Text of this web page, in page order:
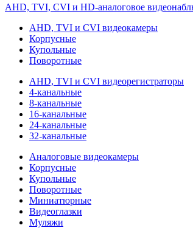
AHD, TVI, CVI и HD-аналоговое
AHD, TVI и CVI видеокамеры
Корпусные
Купольные
Поворотные
AHD, TVI и CVI видеорегистраторы
4-канальные
8-канальные
16-канальные
24-канальные
32-канальные
Аналоговые видеокамеры
Корпусные
Купольные
Поворотные
Миниатюрные
Видеоглазки
Муляжи